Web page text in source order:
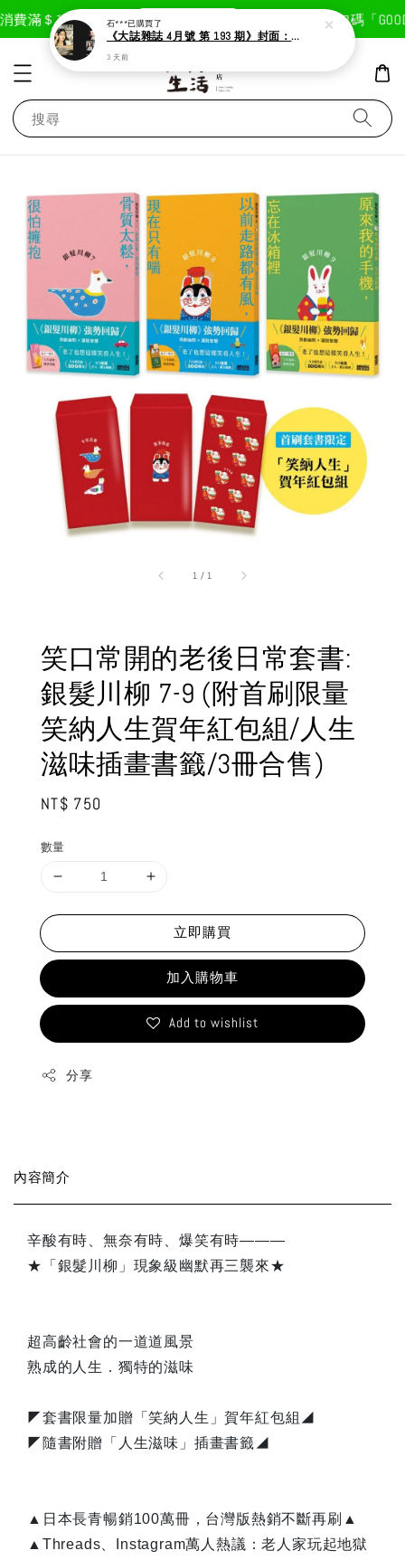
滿＄1800免運費 現在去購物！ 首次註冊輸入折扣碼「
搜尋
1 / 1
笑口常開的老後日常套書:
銀髮川柳 7-9 (附首刷限量
笑納人生賀年紅包組/人生
滋味插畫書籤/3冊合售)
Regular
NT$ 750
數量
立即購買
加入購物車
Add to wishlist
分享
內容簡介
辛酸有時、無奈有時、爆笑有時———
★「銀髮川柳」現象級幽默再三襲來★
超高齡社會的一道道風景
熟成的人生．獨特的滋味
◤套書限量加贈「笑納人生」賀年紅包組◢
◤隨書附贈「人生滋味」插畫書籤◢
▲日本長青暢銷100萬冊，台灣版熱銷不斷再刷▲
▲Threads、Instagram萬人熱議：老人家玩起地獄
石***已購買了
《大誌雜誌 4月號 第 193 期》封面：Solar 頌樂
3 天前